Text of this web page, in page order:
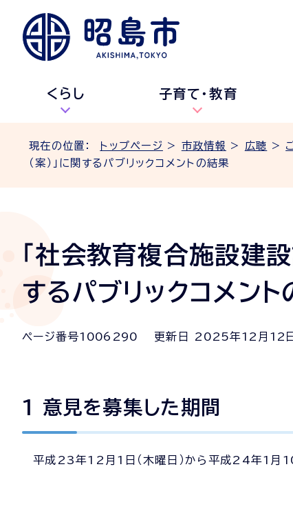
くらし 子育て・教育
現在の位置： トップページ > 市政情報 > 広聴 >
（案）」に関するパブリックコメントの結果
「社会教育複合施設建
するパブリックコメント
ページ番号1006290 更新日 2025年12 月 12 日
1 意見を募集した期間
平成23年12月1日（木曜日）から平成24年1月